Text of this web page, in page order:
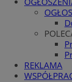
REKLAMA